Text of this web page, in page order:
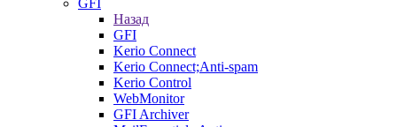
GFI
Назад
GFI
Kerio Connect
Kerio Connect;Anti-spam
Kerio Control
WebMonitor
GFI Archiver